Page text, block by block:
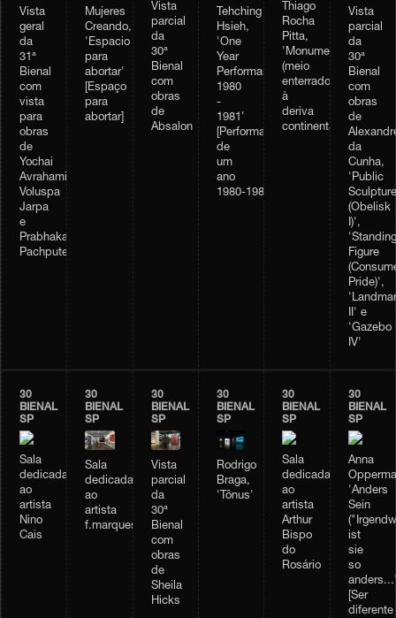
Vista
geral
da
31ª
Bienal
com
vista
para
obras
de
Yochai
Avrahami,
Voluspa
Jarpa
e
Prabhakar
Pachpute
Mujeres
Creando,
'Espacio
para
abortar'
[Espaço
para
abortar]
Vista
parcial
da
30ª
Bienal
com
obras
de
Absalon
Tehching
Hsieh,
'One
Year
Performance
1980
-
1981'
[Performance
de
um
ano
1980‑1981]
Thiago
Rocha
Pitta,
'Monumento
(meio
enterrado)
à
deriva
continental'
Vista
parcial
da
30ª
Bienal
com
obras
de
da
Cunha,
'Public
Sculpture
(Obelisk
I)',
'Standing
Figure
Pride)',
II' e
'Gazebo
IV'
30
BIENAL
SP
Sala
dedicada
ao
artista
Nino
Cais
30
BIENAL
SP
Sala
dedicada
ao
artista
f.marquespenteado
30
BIENAL
SP
Vista
parcial
da
30ª
Bienal
com
obras
de
Sheila
Hicks
30
BIENAL
SP
Rodrigo
Braga,
'Tônus'
30
BIENAL
SP
Sala
dedicada
ao
artista
Arthur
Bispo
do
Rosário
30
BIENAL
SP
Anna
'Anders
Sein
ist
sie
so
[Ser
diferente